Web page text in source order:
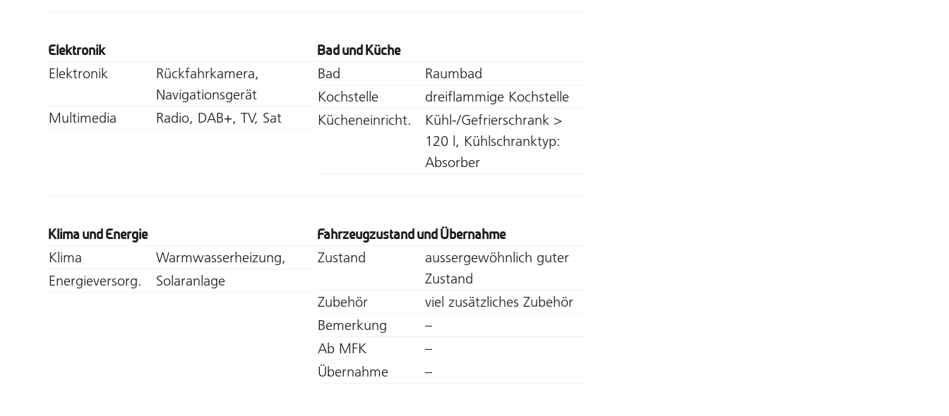
Elektronik
Elektronik
Rückfahrkamera,
Navigationsgerät
Multimedia
Radio, DAB+, TV, Sat
Bad und Küche
Bad
Raumbad
Kochstelle
dreiflammige Kochstelle
Kücheneinricht.
Kühl-/Gefrierschrank >
120 l, Kühlschranktyp:
Absorber
Klima und Energie
Klima
Warmwasserheizung,
Energieversorg.
Solaranlage
Fahrzeugzustand und Übernahme
Zustand
aussergewöhnlich guter
Zustand
Zubehör
viel zusätzliches Zubehör
Bemerkung
–
Ab MFK
–
Übernahme
–